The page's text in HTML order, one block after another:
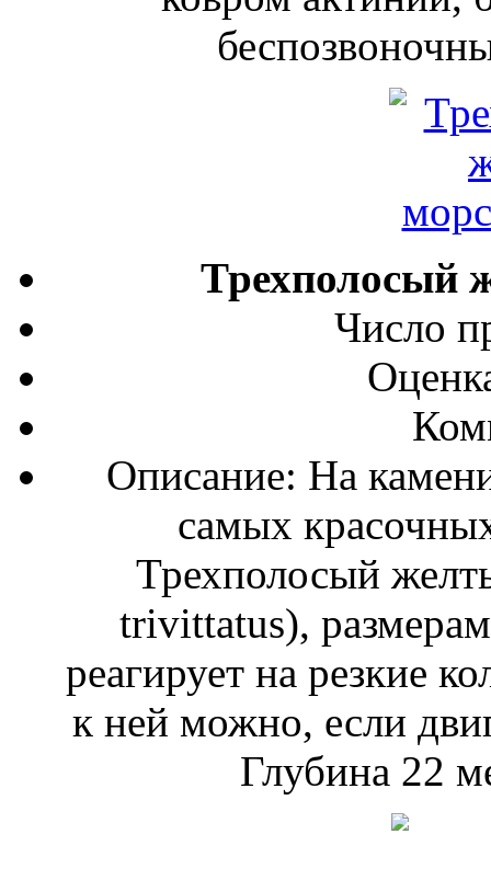
Трехполосый
Число
Описание: На
самых
Трехполосый
trivittatus),
реагирует на резкие
к ней можно, если
Глубина 22